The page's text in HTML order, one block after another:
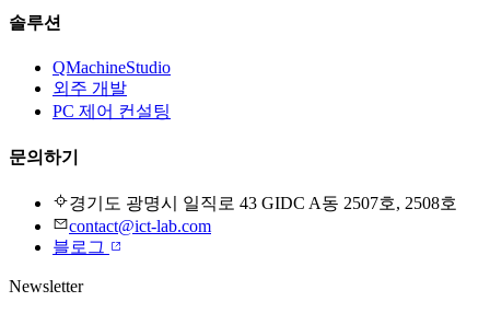
솔루션
QMachineStudio
외주 개발
PC 제어 컨설팅
문의하기
경기도 광명시 일직로 43 GIDC A동 2507호, 2508호
contact@ict-lab.com
블로그
Newsletter